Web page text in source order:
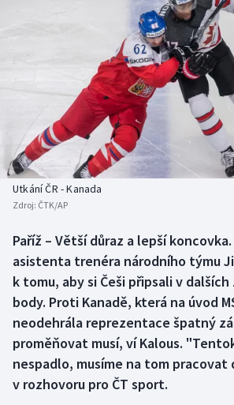
Americký fotbal
Baseball a softbal
Basketbal
Biatlon
Box
Curling
Dostihy
Florbal
NEPŘEHLÉDNĚTE
Soutěže
Historické návraty
Aplikace ČT sport
Utkání ČR - Kanada
Zdroj: ČTK/AP
Paříž – Větší důraz a lepší
asistenta trenéra národního týmu
k tomu, aby si Češi připsali v
body. Proti Kanadě, která na úvod
neodehrála reprezentace špatný
proměňovat musí, ví Kalous.
nespadlo, musíme na tom pracovat
v rozhovoru pro ČT sport.